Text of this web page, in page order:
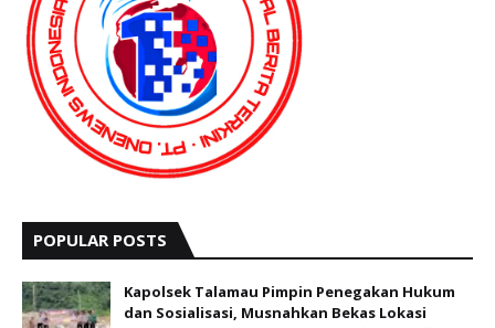
POPULAR POSTS
Kapolsek Talamau Pimpin Penegakan Hukum
dan Sosialisasi, Musnahkan Bekas Lokasi